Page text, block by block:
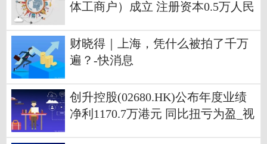
体工商户）成立 注册资本0.5万人民
财晓得｜上海，凭什么被拍了千万
遍？-快消息
创升控股(02680.HK)公布年度业绩
净利1170.7万港元 同比扭亏为盈_视